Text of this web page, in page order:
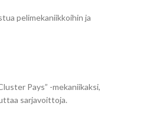
pelimekaniikkoihin ja
Pays” -mekaniikaksi,
sarjavoittoja.